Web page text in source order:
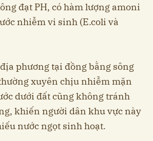
đạt PH, có hàm lượng amoni
nhiễm vi sinh (E.coli và
phương tại đồng bằng sông
xuyên chịu nhiễm mặn
dưới đất cũng không tránh
khiến người dân khu vực này
nước ngọt sinh hoạt.